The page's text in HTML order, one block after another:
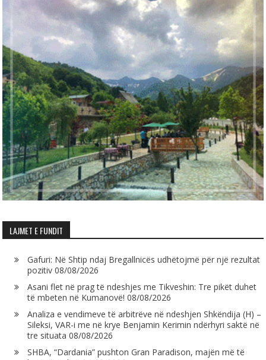
LAJMET E FUNDIT
Gafuri: Në Shtip ndaj Bregallnicës udhëtojmë për një rezultat
pozitiv 08/08/2026
Asani flet në prag të ndeshjes me Tikveshin: Tre pikët duhet
të mbeten në Kumanovë! 08/08/2026
Analiza e vendimeve të arbitrëve në ndeshjen Shkëndija (H) –
Sileksi, VAR-i me në krye Benjamin Kerimin ndërhyri saktë në
tre situata 08/08/2026
SHBA, “Dardania” pushton Gran Paradison, majën më të